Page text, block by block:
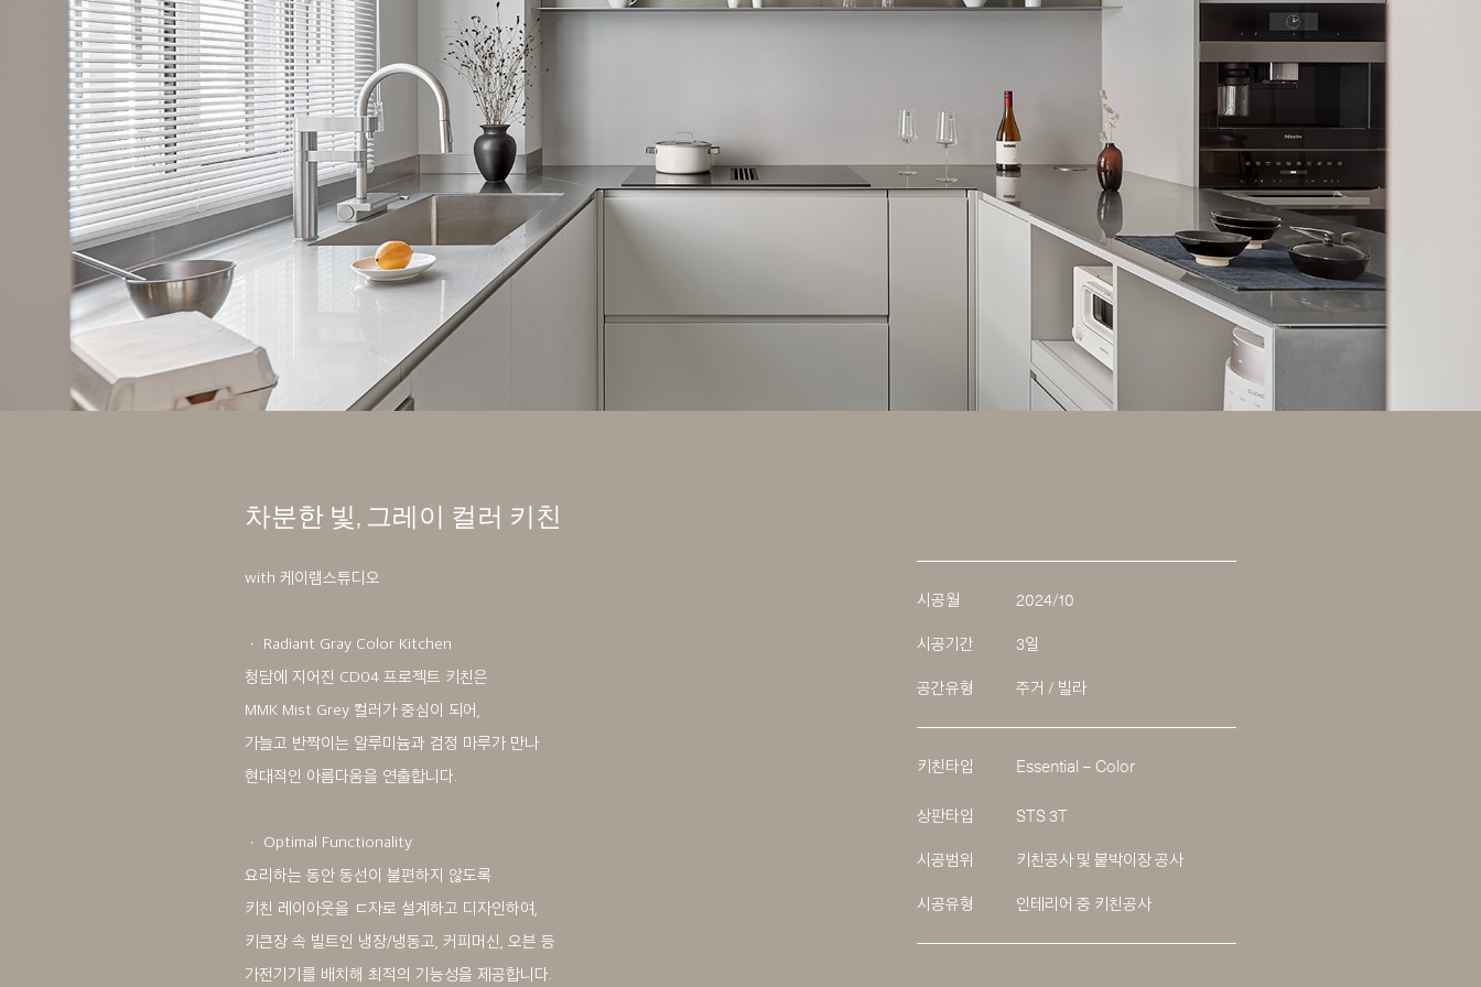
차분한 빛, 그레이 컬러 키친
with 케이램스튜디오
ㆍ Radiant Gray Color Kitchen
청담에 지어진 CD04 프로젝트 키친은
MMK Mist Grey 컬러가 중심이 되어,
가늘고 반짝이는 알루미늄과 검정 마루가 만나
현대적인 아름다움을 연출합니다.
ㆍ Optimal Functionality
요리하는 동안 동선이 불편하지 않도록
키친 레이아웃을 ㄷ자로 설계하고 디자인하여,
키큰장 속 빌트인 냉장/냉동고, 커피머신, 오븐 등
가전기기를 배치해 최적의 기능성을 제공합니다.
시공월 2024/10
시공기간 3일
공간유형 주거 / 빌라
키친타입 Essential – Color
상판타입 STS 3T
시공범위 키친공사 및 붙박이장 공사
시공유형 인테리어 중 키친공사